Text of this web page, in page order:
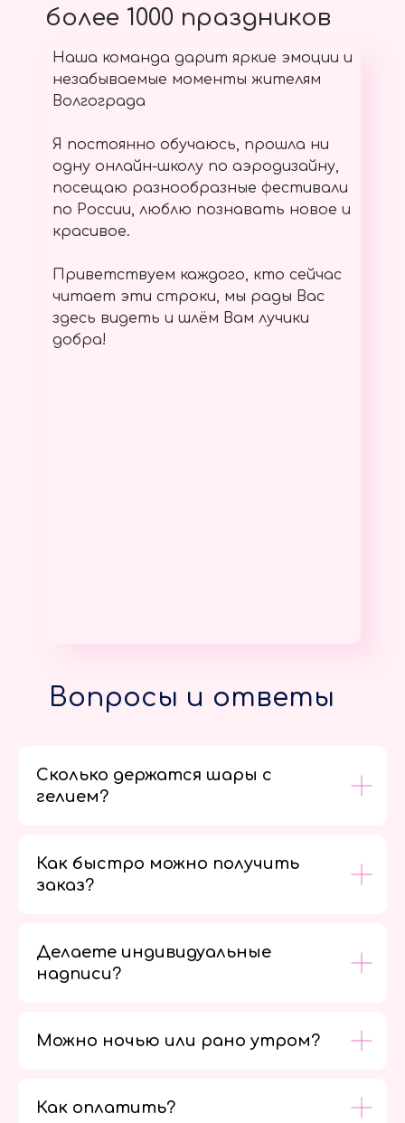
более 1000 праздников
Наша команда дарит яркие эмоции и
незабываемые моменты жителям
Волгограда
Я постоянно обучаюсь, прошла ни
одну онлайн-школу по аэродизайну,
посещаю разнообразные фестивали
по России, люблю познавать новое и
красивое.
Приветствуем каждого, кто сейчас
читает эти строки, мы рады Вас
здесь видеть и шлём Вам лучики
добра!
Вопросы и ответы
Сколько держатся шары с
гелием?
Как быстро можно получить
заказ?
Делаете индивидуальные
надписи?
Можно ночью или рано утром?
Как оплатить?